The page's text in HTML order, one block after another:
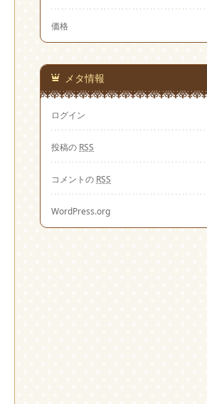
価格
メタ情報
ログイン
投稿の RSS
コメントの RSS
WordPress.org